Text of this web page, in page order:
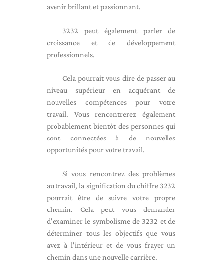
avenir brillant et passionnant.
3232 peut également parler de
croissance et de développement
professionnels.
Cela pourrait vous dire de passer au
niveau supérieur en acquérant de
nouvelles compétences pour votre
travail. Vous rencontrerez également
probablement bientôt des personnes qui
sont connectées à de nouvelles
opportunités pour votre travail.
Si vous rencontrez des problèmes
au travail, la signification du chiffre 3232
pourrait être de suivre votre propre
chemin. Cela peut vous demander
d'examiner le symbolisme de 3232 et de
déterminer tous les objectifs que vous
avez à l'intérieur et de vous frayer un
chemin dans une nouvelle carrière.